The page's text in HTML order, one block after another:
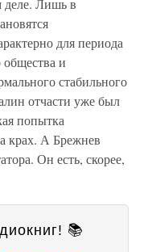
деле. Лишь в
для периода
и
стабильного
отчасти уже был
попытка
крах. А Брежнев
Он есть, скорее,
📚